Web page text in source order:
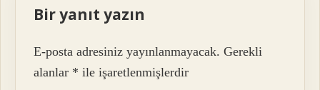
Bir yanıt yazın
E-posta adresiniz yayınlanmayacak. Gerekli
alanlar * ile işaretlenmişlerdir